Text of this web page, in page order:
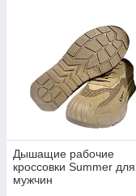
Дышащие рабочие
кроссовки Summer для
мужчин